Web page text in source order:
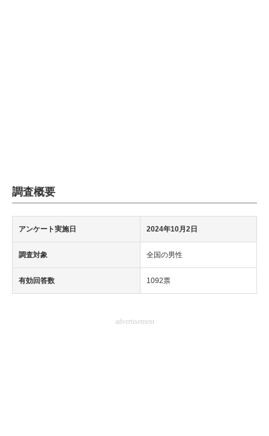
調査概要
アンケート実施日 2024年10月2日
調査対象 全国の男性
有効回答数 1092票
advertisement